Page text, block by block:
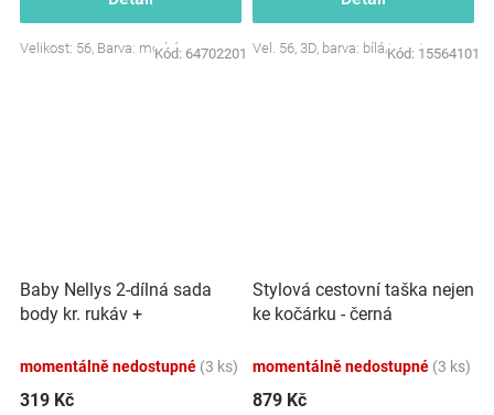
Velikost: 56, Barva: modrá
Kód: 64702201 Vel. 56, 3D, barva: bílá/smetana
Kód: 15564101
Baby Nellys 2-dílná sada
body kr. rukáv +
Little Star
momentálně nedostupné (3 ks)
319 Kč
Stylová cestovní taška nejen
ke kočárku - černá
momentálně nedostupné (3 ks)
879 Kč